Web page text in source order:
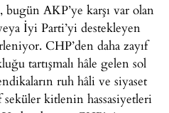
AKP’ye karşı var olan
İyi Parti’yi destekleyen
CHP’den daha zayıf
tartışmalı hâle gelen sol
ruh hâli ve siyaset
kitlenin hassasiyetleri